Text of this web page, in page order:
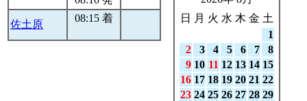
佐土原
08:15 着
日
月 火 水 木 金 土
1
2
3 4 5 6 7
8
9 10 11 12 13 14 15
16 17 18 19 20 21 22
23 24 25 26 27 28 29